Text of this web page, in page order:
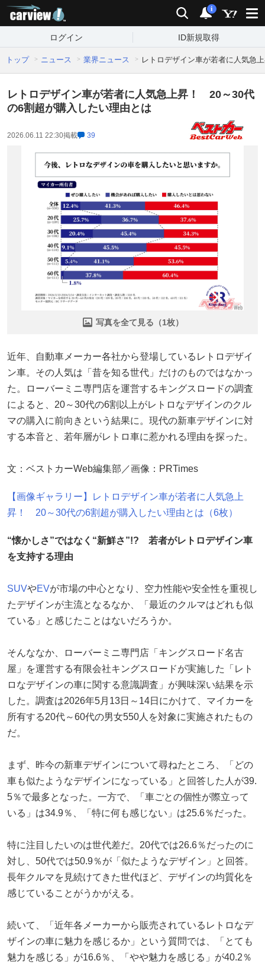
検索 通知
i
ログイン ID新規取得
トップ ニュース 業界ニュース レトロデザイン車が若者に人気急
レトロデザイン車が若者に人気急上昇！ 20～30代
の6割超が購入したい理由とは
2026.06.11 22:30掲載 39
写真を全て見る（1枚）
近年、自動車メーカー各社から登場しているレトロデザイ
ン車。その人気は「昔を知る世代」だけのものではなかっ
た。ローバーミニ専門店を運営するキングスロードの調査
によると、20～30代の6割以上がレトロなデザインのクル
マの購入に前向きという結果に。現代の新車デザインに対
する本音と、若年層がレトロ車に惹かれる理由を探った。
文：ベストカーWeb編集部／画像：PRTimes
【画像ギャラリー】レトロデザイン車が若者に人気急上
昇！ 20～30代の6割超が購入したい理由とは（6枚）
“懐かしさ”ではなく“新鮮さ”!? 若者がレトロデザイン車
を支持する理由
SUVやEVが市場の中心となり、空力性能や安全性を重視し
たデザインが主流となるなか、「最近のクルマはどれも似
ている」と感じたことはないだろうか。
そんななか、ローバーミニ専門店「キングスロード名古
屋」を運営する有限会社キングスロードが実施した「レト
ロなデザインの車に関する意識調査」が興味深い結果を示
した。調査は2026年5月13日～14日にかけて、マイカーを
所有する20代～60代の男女550人を対象に実施されたもの
だ。
まず、昨今の新車デザインについて尋ねたところ、「どの
車も似たようなデザインになっている」と回答した人が39.
5％で最多となった。一方で、「車ごとの個性が際立って
いる」は34.9％、「特に何も感じない」は25.6％だった。
特に注目したいのは世代差だ。20代では26.6％だったのに
対し、50代では50.9％が「似たようなデザイン」と回答。
長年クルマを見続けてきた世代ほど、デザインの均質化を
感じていることがうかがえる。
続いて、「近年各メーカーから販売されているレトロなデ
ザインの車に魅力を感じるか」という質問では、「とても
魅力を感じる」が16.6％、「やや魅力を感じる」が40.2％